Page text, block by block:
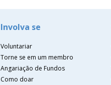
Involva se
Voluntariar
Torne se em um membro
Angariação de Fundos
Como doar